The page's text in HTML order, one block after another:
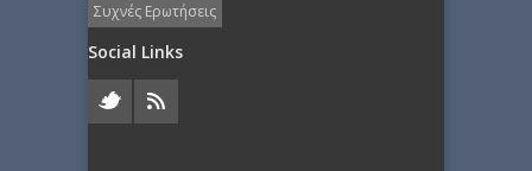
Συχνές Ερωτήσεις
Social Links